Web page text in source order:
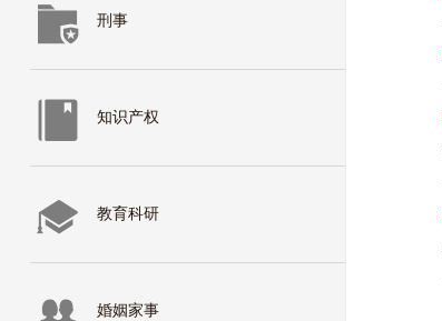
刑事
知识产权
教育科研
婚姻家事